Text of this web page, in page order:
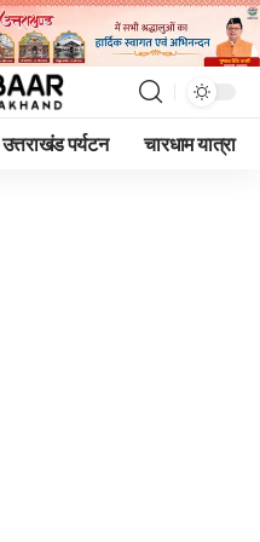
उत्तराखंड पर्यटन चारधाम यात्रा